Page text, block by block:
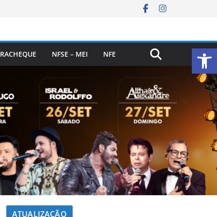
NFSE – MEI NFE
ATUALIZAÇÃO